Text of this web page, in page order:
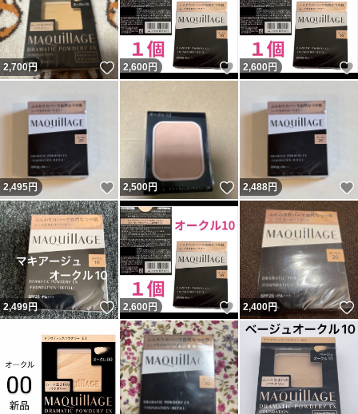
2,700円 いいね！
2,600 円 いいね！
2,600 円
2,495円 いいね！
2,500円 いいね！
2,488円
2,499円 いいね！
2,600 円 いいね！
2,400円